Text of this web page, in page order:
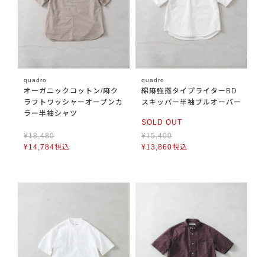
quadro
オーガニックコットン/麻ク
ラフトワッシャーオープンカ
ラー半袖シャツ
¥18,480
¥14,784税込
quadro
綿麻強撚タイプライターBD
スキッパー半袖プルオーバー
SOLD OUT
¥15,400
¥13,860税込